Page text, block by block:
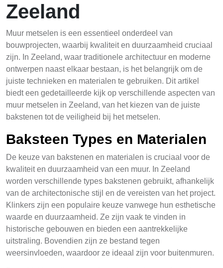
Zeeland
Muur metselen is een essentieel onderdeel van
bouwprojecten, waarbij kwaliteit en duurzaamheid cruciaal
zijn. In Zeeland, waar traditionele architectuur en moderne
ontwerpen naast elkaar bestaan, is het belangrijk om de
juiste technieken en materialen te gebruiken. Dit artikel
biedt een gedetailleerde kijk op verschillende aspecten van
muur metselen in Zeeland, van het kiezen van de juiste
bakstenen tot de veiligheid bij het metselen.
Baksteen Types en Materialen
De keuze van bakstenen en materialen is cruciaal voor de
kwaliteit en duurzaamheid van een muur. In Zeeland
worden verschillende types bakstenen gebruikt, afhankelijk
van de architectonische stijl en de vereisten van het project.
Klinkers zijn een populaire keuze vanwege hun esthetische
waarde en duurzaamheid. Ze zijn vaak te vinden in
historische gebouwen en bieden een aantrekkelijke
uitstraling. Bovendien zijn ze bestand tegen
weersinvloeden, waardoor ze ideaal zijn voor buitenmuren.